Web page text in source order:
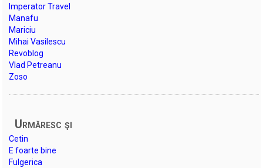
Imperator Travel
Manafu
Mariciu
Mihai Vasilescu
Revoblog
Vlad Petreanu
Zoso
Urmăresc şi
Cetin
E foarte bine
Fulgerica